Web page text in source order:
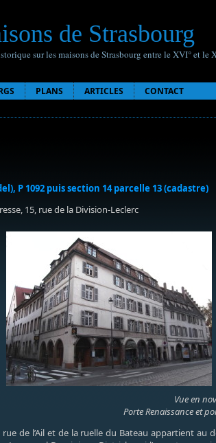
de Strasbourg
sur les maisons de Strasbourg entre le XVI° et le
PLANS ARTICLES CONTACT
P 1092 puis section 14 parcelle 13 (cadastre)
15, rue de la Division-Leclerc
Vue en
Porte Renaissance et
de l’Ail et de la ruelle du Bateau appartient